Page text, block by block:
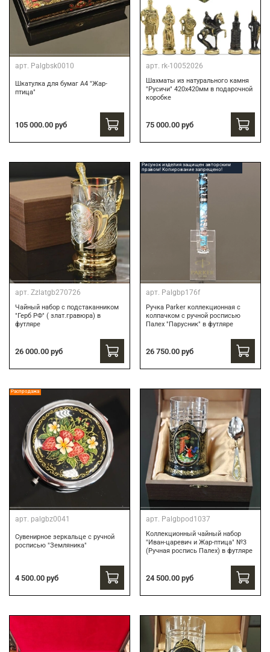
арт. Palgbsk0010
Шкатулка для бумаг А4 "Жар-
птица"
105 000.00 руб
арт. rk-10052026
Шахматы из натурального камня
"Русичи" 420х420мм в подарочной
коробке
75 000.00 руб
арт. Zzlatgb270726
Чайный набор с подстаканником
"Герб РФ" ( злат.гравюра) в
футляре
26 000.00 руб
Рисунок изделия защищен авторским
правом! Копирование запрещено!
арт. Palgbp176f
Ручка Parker коллекционная с
колпачком с ручной росписью
Палех "Парусник" в футляре
26 750.00 руб
Распродажа
арт. palgbz0041
Сувенирное зеркальце с ручной
росписью "Земляника"
4 500.00 руб
арт. Palgbpod1037
Коллекционный чайный набор
"Иван-царевич и Жар-птица" №3
(Ручная роспись Палех) в футляре
24 500.00 руб